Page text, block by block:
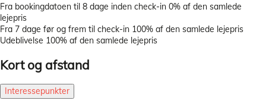
Fra bookingdatoen til 8 dage inden check-in 0% af den samlede
lejepris
Fra 7 dage før og frem til check-in 100% af den samlede lejepris
Udeblivelse 100% af den samlede lejepris
Kort og afstand
Interessepunkter